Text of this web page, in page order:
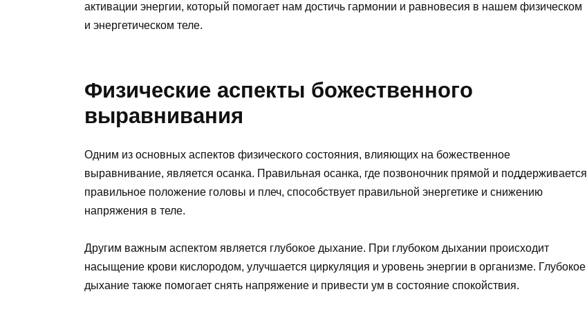
активации энергии, который помогает нам достичь гармонии и равновесия в нашем физическом
и энергетическом теле.
Физические аспекты божественного
выравнивания
Одним из основных аспектов физического состояния, влияющих на божественное
выравнивание, является осанка. Правильная осанка, где позвоночник прямой и поддерживается
правильное положение головы и плеч, способствует правильной энергетике и снижению
напряжения в теле.
Другим важным аспектом является глубокое дыхание. При глубоком дыхании происходит
насыщение крови кислородом, улучшается циркуляция и уровень энергии в организме. Глубокое
дыхание также помогает снять напряжение и привести ум в состояние спокойствия.